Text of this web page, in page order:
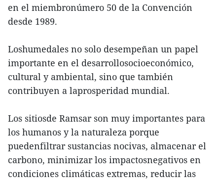
en el miembronúmero 50 de la Convención
desde 1989.
Loshumedales no solo desempeñan un papel
importante en el desarrollosocioeconómico,
cultural y ambiental, sino que también
contribuyen a laprosperidad mundial.
Los sitiosde Ramsar son muy importantes para
los humanos y la naturaleza porque
puedenfiltrar sustancias nocivas, almacenar el
carbono, minimizar los impactosnegativos en
condiciones climáticas extremas, reducir las